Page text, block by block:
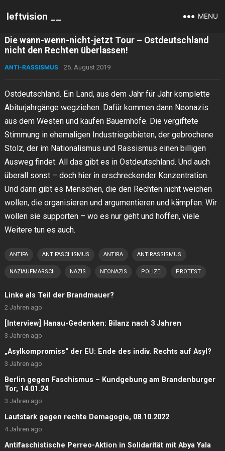
leftvision __ MENU
Die wann-wenn-nicht-jetzt Tour – Ostdeutschland
nicht den Rechten überlassen!
ANTI-RASSISMUS 26. August 2019
Ostdeutschland. Ein Land, aus dem Jahr für Jahr komplette
Abiturjahrgänge wegziehen. Dafür kommen dann Neonazis
aus dem Westen und kaufen Bauernhöfe. Die vergiftete
Stimmung in ehemaligen Industriegebieten, der gebrochene
Stolz, der im Nationalismus und Rassismus einen billigen
Ausweg findet. All das gibt es in Ostdeutschland. Und auch
überall sonst – doch hier in erschreckender Konzentration.
Und dann gibt es Menschen, die den Rechten nicht weichen
wollen, die organisieren und argumentieren und kämpfen. Wir
wollen sie supporten – wo es nur geht und hoffen, viele
Weitere tun es auch.
ANTIFA ANTIFASCHISMUS ANTIRA ANTIRASSISMUS
NAZIAUFMARSCH NAZIS NEONAZIS POLIZEI PROTEST
Linke als Teil der Brandmauer?
2 Jahren ago
[Interview] Hanau-Gedenken: Bilanz nach 3 Jahren
3 Jahren ago
„Asylkompromiss“ der EU: Ende des indiv. Rechts auf Asyl?
3 Jahren ago
Berlin gegen Faschismus – Kundgebung am Brandenburger
Tor, 14.01.24
3 Jahren ago
Lautstark gegen rechte Demagogie, 08.10.2022
4 Jahren ago
Antifaschistische Perreo-Aktion in Solidarität mit Abya Yala